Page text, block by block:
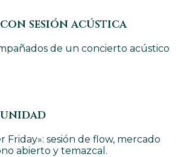
sesión acústica
de un concierto acústico
Friday»: sesión de flow, mercado
abierto y temazcal.